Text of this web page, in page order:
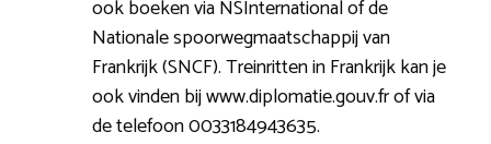
ook boeken via NSInternational of de
Nationale spoorwegmaatschappij van
Frankrijk (SNCF). Treinritten in Frankrijk kan je
ook vinden bij www.diplomatie.gouv.fr of via
de telefoon 0033184943635.